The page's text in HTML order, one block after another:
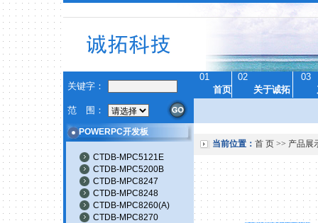
关键字：
范 围：
01 02
03
首页
关于诚拓
POWERPC开发板
CTDB-MPC5121E
CTDB-MPC5200B
CTDB-MPC8247
CTDB-MPC8248
CTDB-MPC8260(A)
CTDB-MPC8270
当前位置： 首 页>> 产品展